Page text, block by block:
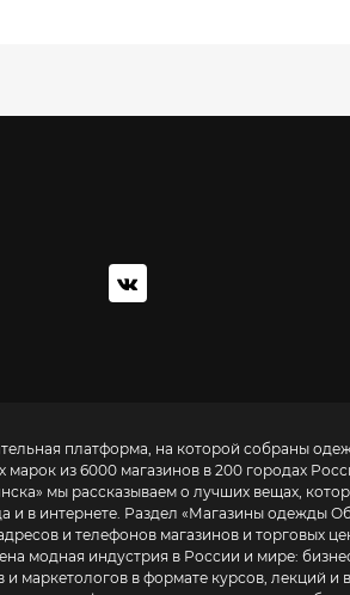
платформа, на которой собраны
марок из 6000 магазинов в 200 городах
» мы рассказываем о лучших вещах,
и в интернете. Раздел «Магазины одежды
и телефонов магазинов и торговых центров. BE IN
модная индустрия в России и мире:
и маркетологов в формате курсов, лекций и